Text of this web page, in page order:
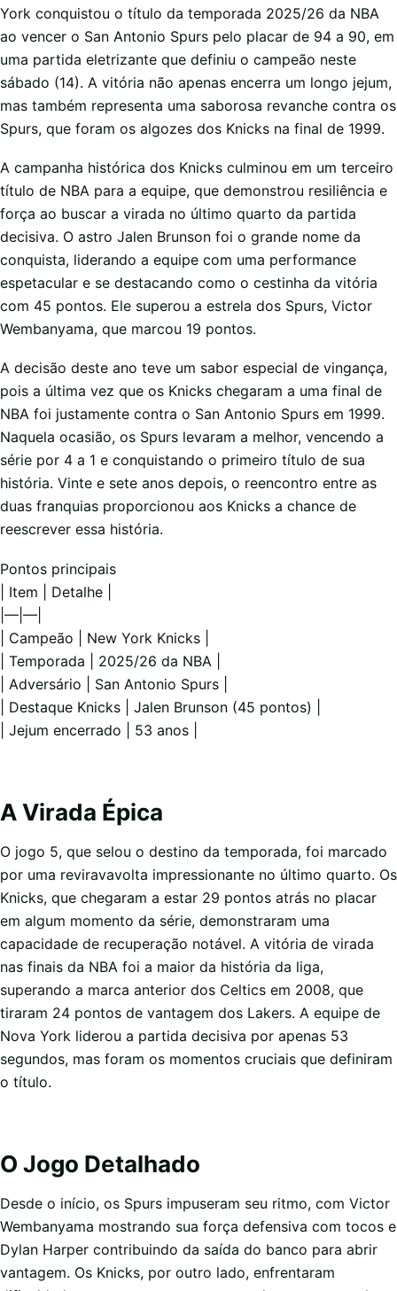
York conquistou o título da temporada 2025/26 da NBA
ao vencer o San Antonio Spurs pelo placar de 94 a 90, em
uma partida eletrizante que definiu o campeão neste
sábado (14). A vitória não apenas encerra um longo jejum,
mas também representa uma saborosa revanche contra os
Spurs, que foram os algozes dos Knicks na final de 1999.
A campanha histórica dos Knicks culminou em um terceiro
título de NBA para a equipe, que demonstrou resiliência e
força ao buscar a virada no último quarto da partida
decisiva. O astro Jalen Brunson foi o grande nome da
conquista, liderando a equipe com uma performance
espetacular e se destacando como o cestinha da vitória
com 45 pontos. Ele superou a estrela dos Spurs, Victor
Wembanyama, que marcou 19 pontos.
A decisão deste ano teve um sabor especial de vingança,
pois a última vez que os Knicks chegaram a uma final de
NBA foi justamente contra o San Antonio Spurs em 1999.
Naquela ocasião, os Spurs levaram a melhor, vencendo a
série por 4 a 1 e conquistando o primeiro título de sua
história. Vinte e sete anos depois, o reencontro entre as
duas franquias proporcionou aos Knicks a chance de
reescrever essa história.
Pontos principais
| Item | Detalhe |
|—|—|
| Campeão | New York Knicks |
| Temporada | 2025/26 da NBA |
| Adversário | San Antonio Spurs |
| Destaque Knicks | Jalen Brunson (45 pontos) |
| Jejum encerrado | 53 anos |
A Virada Épica
O jogo 5, que selou o destino da temporada, foi marcado
por uma reviravavolta impressionante no último quarto. Os
Knicks, que chegaram a estar 29 pontos atrás no placar
em algum momento da série, demonstraram uma
capacidade de recuperação notável. A vitória de virada
nas finais da NBA foi a maior da história da liga,
superando a marca anterior dos Celtics em 2008, que
tiraram 24 pontos de vantagem dos Lakers. A equipe de
Nova York liderou a partida decisiva por apenas 53
segundos, mas foram os momentos cruciais que definiram
o título.
O Jogo Detalhado
Desde o início, os Spurs impuseram seu ritmo, com Victor
Wembanyama mostrando sua força defensiva com tocos e
Dylan Harper contribuindo da saída do banco para abrir
vantagem. Os Knicks, por outro lado, enfrentaram